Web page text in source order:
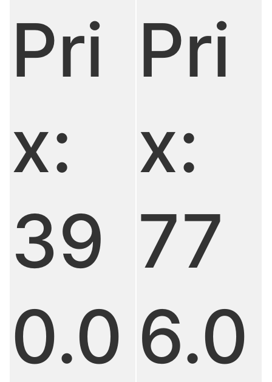
Pri
x:
39
0.0
Pri
x:
77
6.0